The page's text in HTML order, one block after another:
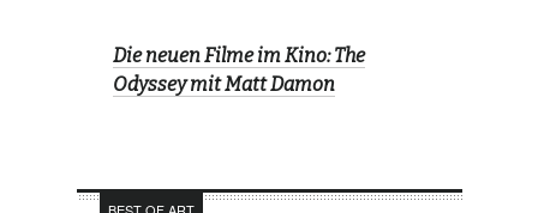
Die neuen Filme im Kino: The
Odyssey mit Matt Damon